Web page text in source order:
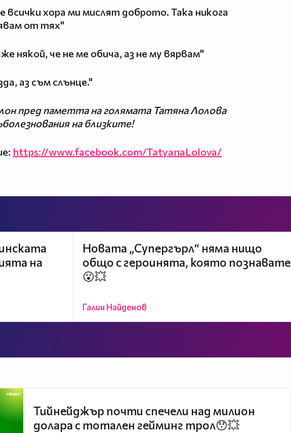
всички хора ми мислят доброто. Така никога
от тях"
някой, че не ме обича, аз не му вярвам"
аз съм слънце."
пред паметта на голямата Татяна Лолова
на близките!
https://www.facebook.com/TatyanaLolova/
на
Новата „Супергърл“ няма нищо
общо с героинята, която познавате
😮💥
Галин Найденов
Тийнейджър почти спечели над милион
долара с тотален гейминг трол😯💥